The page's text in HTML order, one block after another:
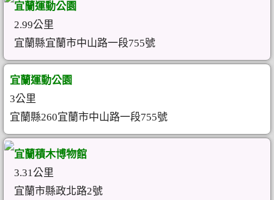
宜蘭運動公園
2.99公里
宜蘭縣宜蘭市中山路一段755號
宜蘭運動公園
3公里
宜蘭縣260宜蘭市中山路一段755號
宜蘭積木博物館
3.31公里
宜蘭市縣政北路2號